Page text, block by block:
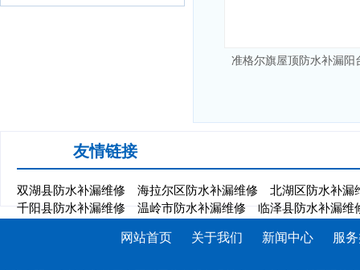
准格尔旗屋顶防水补漏阳
友情链接
双湖县防水补漏维修 海拉尔区防水补漏维修
北湖区防水补漏
千阳县防水补漏维修
温岭市防水补漏维修 临泽县防水补漏维
网站首页 关于我们 新闻中心 服